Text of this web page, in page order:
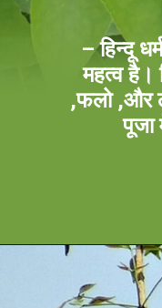
– हिन्दू
महत्व है।
,फलो ,और
पूजा